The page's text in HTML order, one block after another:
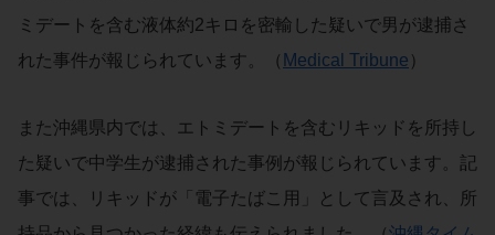
ミデートを含む液体約2キロを密輸した疑いで男が逮捕さ
れた事件が報じられています。（ Medical Tribune ）
また沖縄県内では、エトミデートを含むリキッドを所持し
た疑いで中学生が逮捕された事例が報じられています。記
事では、リキッドが「電子たばこ用」として言及され、所